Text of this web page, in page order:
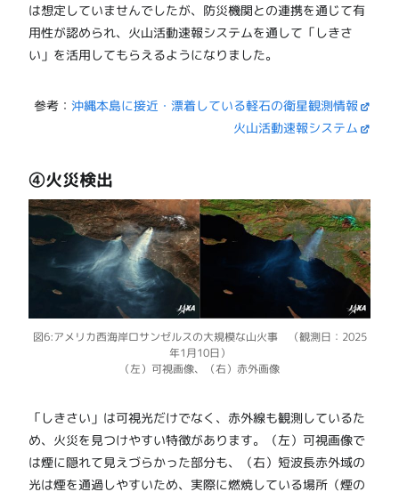
は想定していませんでしたが、防災機関との連携を通じて有
用性が認められ、火山活動速報システムを通して「しきさ
い」を活用してもらえるようになりました。
参考： 沖縄本島に接近・漂着している軽石の衛星観測情報
火山活動速報システム
④火災検出
図6:アメリカ西海岸ロサンゼルスの大規模な山火事 （観測日：2025
年1月10日）
（左）可視画像、（右）赤外画像
「しきさい」は可視光だけでなく、赤外線も観測しているた
め、火災を見つけやすい特徴があります。（左）可視画像で
は煙に隠れて見えづらかった部分も、（右）短波長赤外域の
光は煙を通過しやすいため、実際に燃焼している場所（煙の